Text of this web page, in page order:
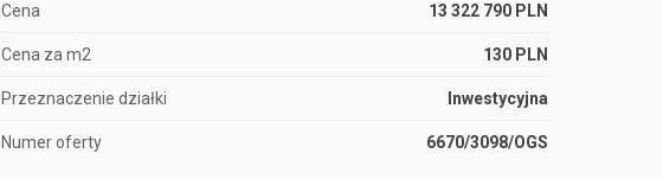
Cena 13 322 790 PLN
Cena za m2 130 PLN
Przeznaczenie działki Inwestycyjna
Numer oferty 6670/3098/OGS